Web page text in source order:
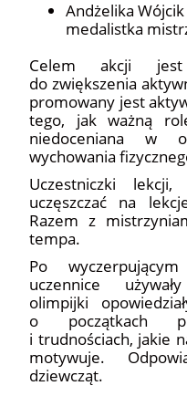
Andżelika
medalistka
Celem akcji jest
do zwiększenia
promowany jest
tego, jak ważną
niedoceniana w
wychowania
Uczestniczki
uczęszczać na
Razem z
tempa.
Po
uczennice
olimpijki
o początkach
i trudnościach, jakie
motywuje.
dziewcząt.